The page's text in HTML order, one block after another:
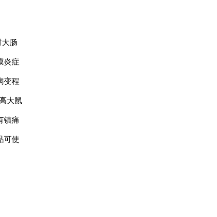
肠
炎症
变程
大鼠
镇痛
可使